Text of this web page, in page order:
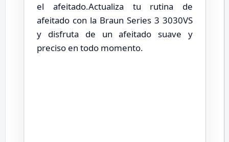
el afeitado.Actualiza tu rutina de
afeitado con la Braun Series 3 3030VS
y disfruta de un afeitado suave y
preciso en todo momento.